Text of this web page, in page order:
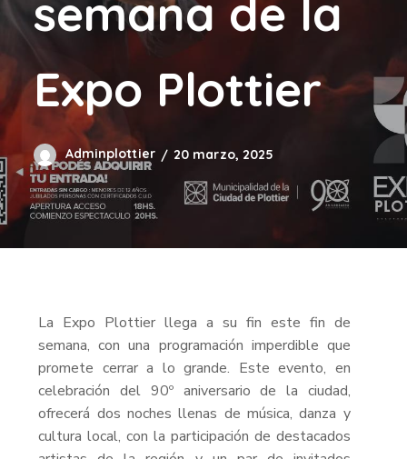
semana de la
Expo Plottier
Adminplottier 20 marzo, 2025
La Expo Plottier llega a su fin este fin de
semana, con una programación imperdible que
promete cerrar a lo grande. Este evento, en
celebración del 90º aniversario de la ciudad,
ofrecerá dos noches llenas de música, danza y
cultura local, con la participación de destacados